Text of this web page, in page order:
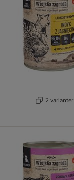
2 varianter